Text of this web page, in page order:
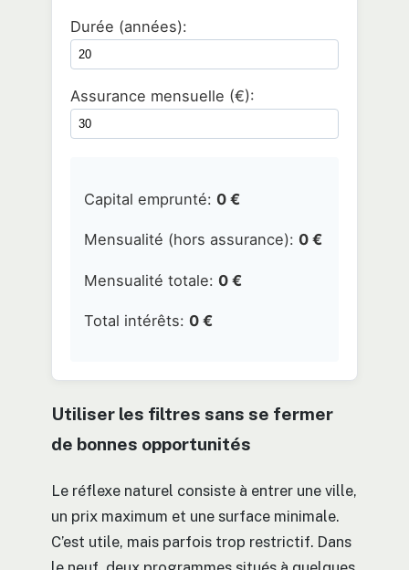
Durée (années):
Assurance mensuelle (€):
Capital emprunté: 0 €
Mensualité (hors assurance): 0 €
Mensualité totale: 0 €
Total intérêts: 0 €
Utiliser les filtres sans se fermer
de bonnes opportunités
Le réflexe naturel consiste à entrer une ville,
un prix maximum et une surface minimale.
C’est utile, mais parfois trop restrictif. Dans